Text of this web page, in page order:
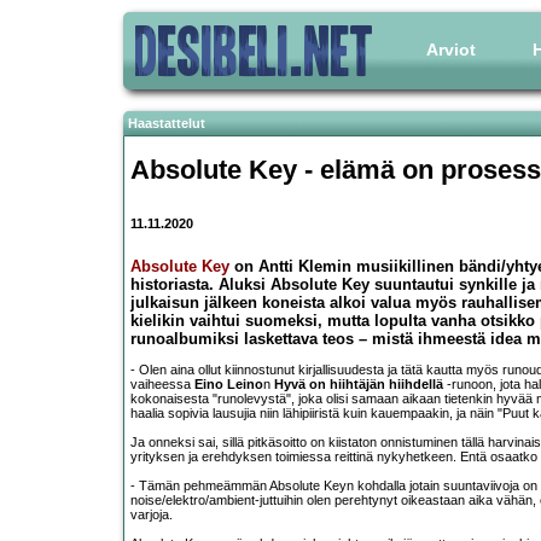
Arviot
Haastattelut
Absolute Key - elämä on
11.11.2020
Absolute Key on Antti Klemin musiikillinen bändi/
historiasta. Aluksi Absolute Key suuntautui synkille
julkaisun jälkeen koneista alkoi valua myös
kielikin vaihtui suomeksi, mutta lopulta vanha
runoalbumiksi laskettava teos – mistä ihmeestä idea
- Olen aina ollut kiinnostunut kirjallisuudesta ja tätä kautta myös
vaiheessa Eino Leinon Hyvä on hiihtäjän hiihdellä-runoon, jota
kokonaisesta "runolevystä", joka olisi samaan aikaan tietenkin hyvää
haalia sopivia lausujia niin lähipiiristä kuin kauempaakin, ja näin "Puut
Ja onneksi sai, sillä pitkäsoitto on kiistaton onnistuminen tällä
yrityksen ja erehdyksen toimiessa reittinä nykyhetkeen. Entä osaatko
- Tämän pehmeämmän Absolute Keyn kohdalla jotain suuntaviivoja
noise/elektro/ambient-juttuihin olen perehtynyt oikeastaan aika
varjoja.